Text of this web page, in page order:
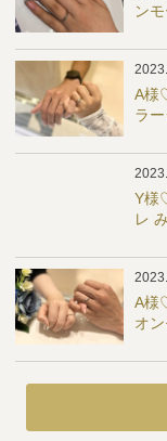
ン
A様
ラ
Y様
レ
A様
オン